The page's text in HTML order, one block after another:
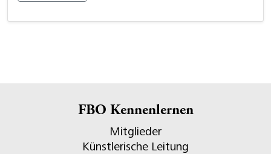
FBO Kennenlernen
Mitglieder
Künstlerische Leitung